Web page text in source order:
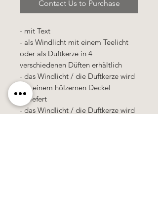
Contact Us to Purchase
- mit Text
- als Windlicht mit einem Teelicht
oder als Duftkerze in 4
verschiedenen Düften erhältlich
- das Windlicht / die Duftkerze wird
mit einem hölzernen Deckel
geliefert
- das Windlicht / die Duftkerze wird